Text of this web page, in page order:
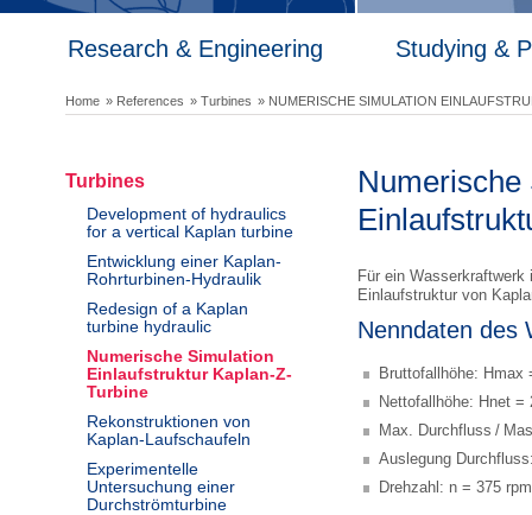
Research & Engineering Studying &
Home » References » Turbines » NUMERISCHE SIMULATION
Turbines
Development of hydraulics
for a vertical Kaplan turbine
Entwicklung einer Kaplan-
Rohrturbinen-Hydraulik
Redesign of a Kaplan
turbine hydraulic
Numerische Simulation
Einlaufstruktur Kaplan-Z-
Turbine
Rekonstruktionen von
Kaplan-Laufschaufeln
Experimentelle
Untersuchung einer
Durchströmturbine
Numerische
Für ein
Einlaufstruktur von
Nenndaten des
Bruttofallhöhe: Hmax
Nettofallhöhe: Hnet =
Max. Durchfluss /
Auslegung
Drehzahl: n = 375 rpm